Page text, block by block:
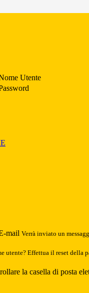
Utente
mail Verrà inviato un
utente? Effettua il reset della
la casella di posta